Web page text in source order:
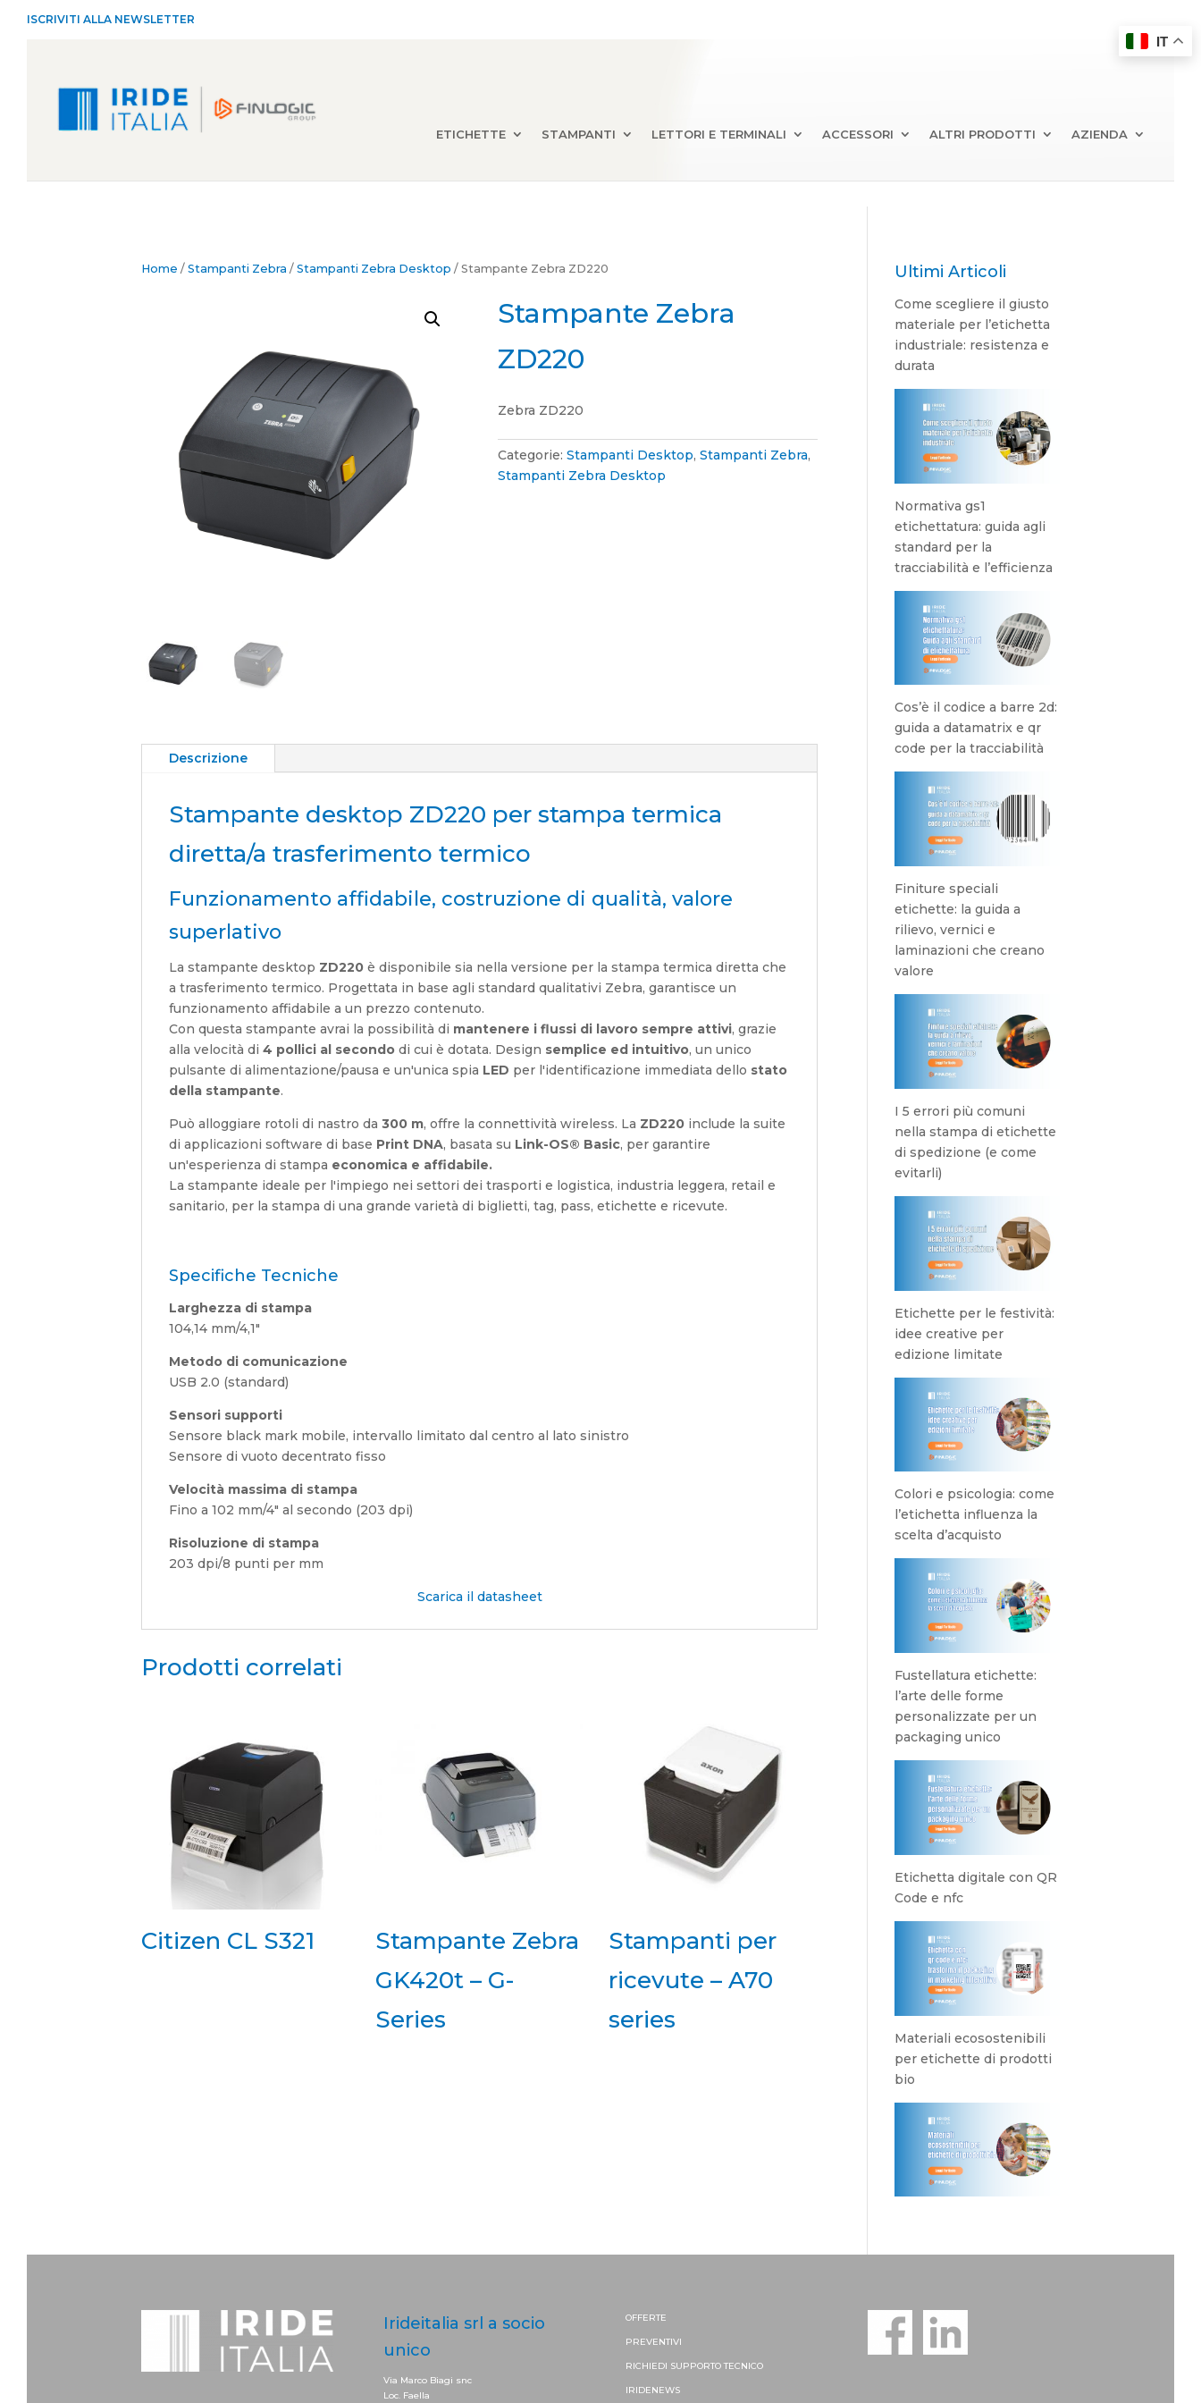
ISCRIVITI ALLA NEWSLETTER
ETICHETTE STAMPANTI LETTORI E TERMINALI ACCESSORI ALTRI PRODOTTI AZIENDA
Home /Stampanti Zebra /Stampanti Zebra Desktop / Stampante Zebra ZD220
Stampante Zebra
ZD220
Zebra ZD220
Categorie:Stampanti Desktop,Stampanti Zebra,
Stampanti Zebra Desktop
Descrizione
Stampante desktop ZD220 per stampa termica
diretta/a trasferimento termico
Funzionamento affidabile, costruzione di qualità, valore
superlativo
La stampante desktop ZD220 è disponibile sia nella versione per la stampa termica diretta che
a trasferimento termico. Progettata in base agli standard qualitativi Zebra, garantisce un
funzionamento affidabile a un prezzo contenuto.
Con questa stampante avrai la possibilità di mantenere i flussi di lavoro sempre attivi, grazie
alla velocità di4 pollici al secondo di cui è dotata. Design semplice ed intuitivo, un unico
pulsante di alimentazione/pausa e un'unica spia LED per l'identificazione immediata dello stato
della stampante.
Può alloggiare rotoli di nastro da300 m, offre la connettività wireless. La ZD220 include la suite
di applicazioni software di base Print DNA, basata su Link-OS® Basic, per garantire
un'esperienza di stampa economica e affidabile.
La stampante ideale per l'impiego nei settori dei trasporti e logistica, industria leggera, retail e
sanitario, per la stampa di una grande varietà di biglietti, tag, pass, etichette e ricevute.
Specifiche Tecniche
Larghezza di stampa
104,14 mm/4,1"
Metodo di comunicazione
USB 2.0 (standard)
Sensori supporti
Sensore black mark mobile, intervallo limitato dal centro al lato sinistro
Sensore di vuoto decentrato fisso
Velocità massima di stampa
Fino a 102 mm/4" al secondo (203 dpi)
Risoluzione di stampa
203 dpi/8 punti per mm
Scarica il datasheet
Prodotti correlati
Citizen CL S321
Stampante Zebra
GK420t – G-
Series
Stampanti per
ricevute – A70
series
Ultimi Articoli
Come scegliere il giusto
materiale per l’etichetta
industriale: resistenza e
durata
Normativa gs1
etichettatura: guida agli
standard per la
tracciabilità e l’efficienza
Cos’è il codice a barre 2d:
guida a datamatrix e qr
code per la tracciabilità
Finiture speciali
etichette: la guida a
rilievo, vernici e
laminazioni che creano
valore
I 5 errori più comuni
nella stampa di etichette
di spedizione (e come
evitarli)
Etichette per le festività:
idee creative per
edizione limitate
Colori e psicologia: come
l’etichetta influenza la
scelta d’acquisto
Fustellatura etichette:
l’arte delle forme
personalizzate per un
packaging unico
Etichetta digitale con QR
Code e nfc
Materiali ecosostenibili
per etichette di prodotti
bio
Irideitalia srl a socio
unico
Via Marco Biagi snc
Loc. Faella
OFFERTE
PREVENTIVI
RICHIEDI SUPPORTOTECNICO
IRIDENEWS
IT